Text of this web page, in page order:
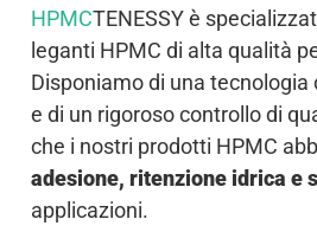
HPMCTENESSY è
leganti HPMC di alta qualità
Disponiamo di una
e di un rigoroso controllo di
che i nostri prodotti HPMC
adesione, ritenzione idrica e
applicazioni.